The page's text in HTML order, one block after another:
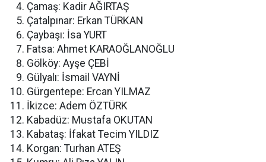
Çamaş: Kadir AĞIRTAŞ
Çatalpınar: Erkan TÜRKAN
Çaybaşı: İsa YURT
Fatsa: Ahmet KARAOĞLANOĞLU
Gölköy: Ayşe ÇEBİ
Gülyalı: İsmail VAYNİ
Gürgentepe: Ercan YILMAZ
İkizce: Adem ÖZTÜRK
Kabadüz: Mustafa OKUTAN
Kabataş: İfakat Tecim YILDIZ
Korgan: Turhan ATEŞ